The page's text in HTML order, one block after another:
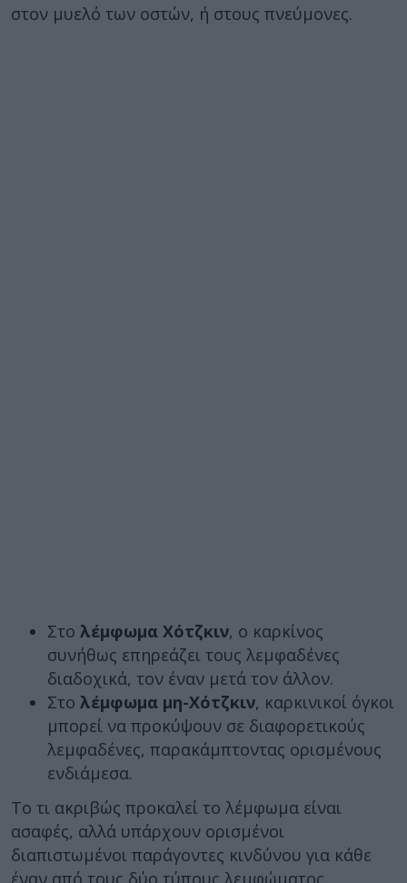
στον μυελό των οστών, ή στους πνεύμονες.
Στο λέμφωμα Χότζκιν, ο καρκίνος
συνήθως επηρεάζει τους λεμφαδένες
διαδοχικά, τον έναν μετά τον άλλον.
Στο λέμφωμα μη-Χότζκιν, καρκινικοί όγκοι
μπορεί να προκύψουν σε διαφορετικούς
λεμφαδένες, παρακάμπτοντας ορισμένους
ενδιάμεσα.
Το τι ακριβώς προκαλεί το λέμφωμα είναι
ασαφές, αλλά υπάρχουν ορισμένοι
διαπιστωμένοι παράγοντες κινδύνου για κάθε
έναν από τους δύο τύπους λεμφώματος.